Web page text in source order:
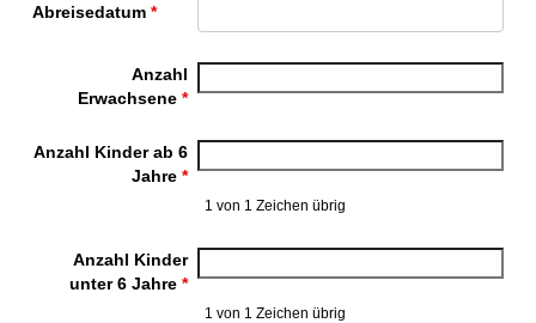
Abreisedatum *
Anzahl
Erwachsene*
Anzahl Kinder ab 6
Jahre*
1 von 1 Zeichen übrig
Anzahl Kinder
unter 6 Jahre*
1 von 1 Zeichen übrig